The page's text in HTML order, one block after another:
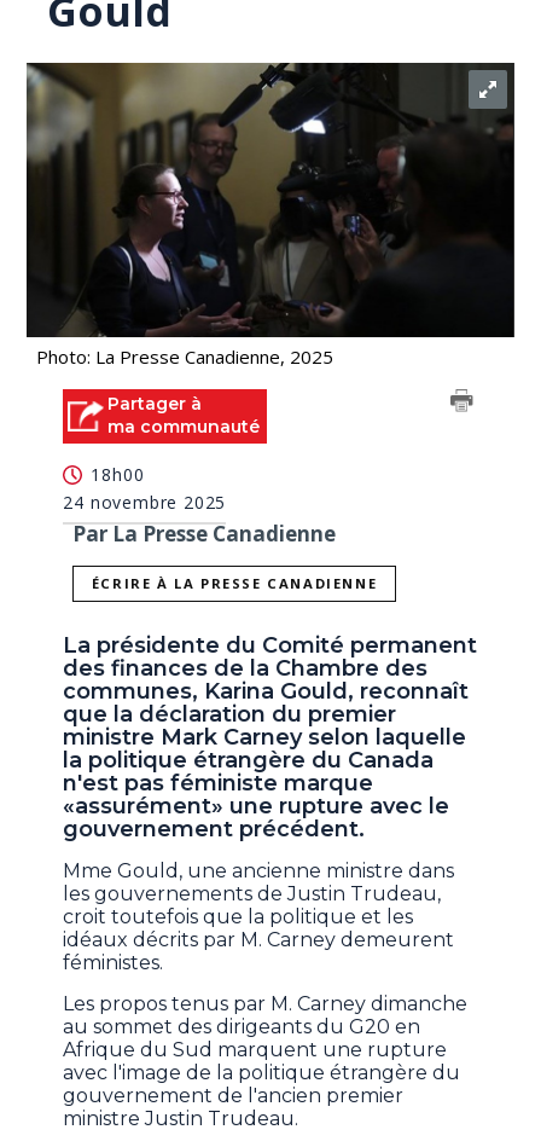
Photo: La Presse Canadienne, 2025
Partager à
ma communauté
18h00
24 novembre 2025
Par La Presse Canadienne
ÉCRIRE À LA PRESSE CANADIENNE
La présidente du Comité permanent
des finances de la Chambre des
communes, Karina Gould, reconnaît
que la déclaration du premier
ministre Mark Carney selon laquelle
la politique étrangère du Canada
n'est pas féministe marque
«assurément» une rupture avec le
gouvernement précédent.
Mme Gould, une ancienne ministre dans
les gouvernements de Justin Trudeau,
croit toutefois que la politique et les
idéaux décrits par M. Carney demeurent
féministes.
Les propos tenus par M. Carney dimanche
au sommet des dirigeants du G20 en
Afrique du Sud marquent une rupture
avec l'image de la politique étrangère du
gouvernement de l'ancien premier
ministre Justin Trudeau.